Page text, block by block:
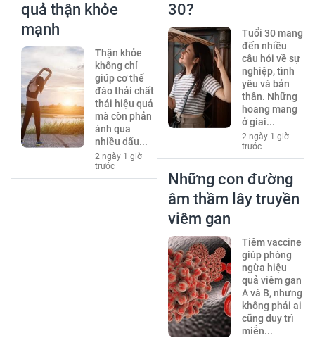
quả thận khỏe
mạnh
Thận khỏe
không chỉ
giúp cơ thể
đào thải chất
thải hiệu quả
mà còn phản
ánh qua
nhiều dấu...
2 ngày 1 giờ
trước
30?
Tuổi 30 mang
đến nhiều
câu hỏi về sự
nghiệp, tình
yêu và bản
thân. Những
hoang mang
ở giai...
2 ngày 1 giờ
trước
Những con đường
âm thầm lây truyền
viêm gan
Tiêm vaccine
giúp phòng
ngừa hiệu
quả viêm gan
A và B, nhưng
không phải ai
cũng duy trì
miễn...